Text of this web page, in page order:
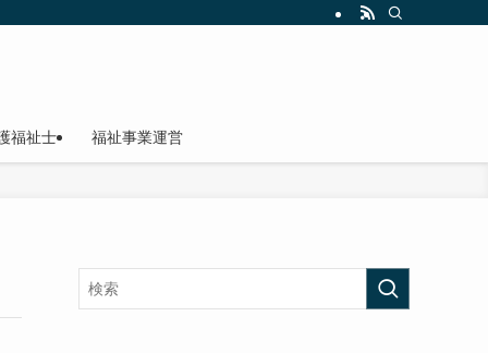
福祉士 福祉事業運営